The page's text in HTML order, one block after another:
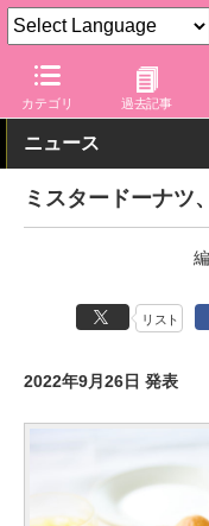
カテゴリ 過去記事
グルメ Watch 店舗
ニュース
ミスタードーナツ
リスト
2022年9月26日 発表